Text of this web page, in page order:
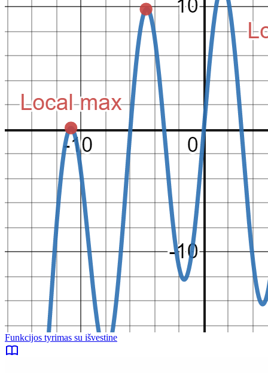
Funkcijos tyrimas su išvestine